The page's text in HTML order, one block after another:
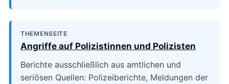
THEMENSEITE
Angriffe auf Polizistinnen und Polizisten
Berichte ausschließlich aus amtlichen und
seriösen Quellen: Polizeiberichte, Meldungen der